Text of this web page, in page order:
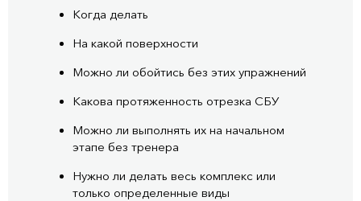
Когда делать
На какой поверхности
Можно ли обойтись без этих упражнений
Какова протяженность отрезка СБУ
Можно ли выполнять их на начальном
этапе без тренера
Нужно ли делать весь комплекс или
только определенные виды